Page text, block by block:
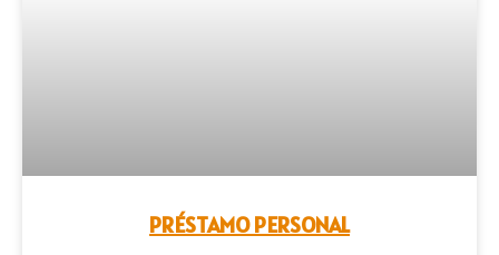
PRÉSTAMO PERSONAL